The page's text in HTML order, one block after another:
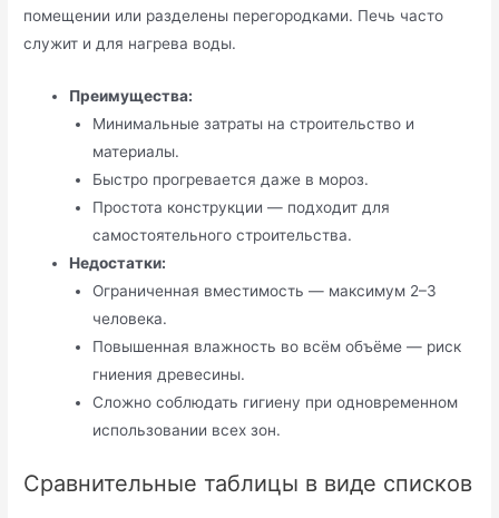
помещении или разделены перегородками. Печь часто
служит и для нагрева воды.
Преимущества:
Минимальные затраты на строительство и
материалы.
Быстро прогревается даже в мороз.
Простота конструкции — подходит для
самостоятельного строительства.
Недостатки:
Ограниченная вместимость — максимум 2–3
человека.
Повышенная влажность во всём объёме — риск
гниения древесины.
Сложно соблюдать гигиену при одновременном
использовании всех зон.
Сравнительные таблицы в виде списков